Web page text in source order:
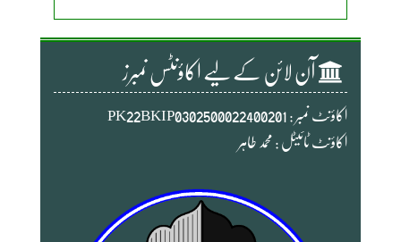
آن لائن کے لیے اکاؤنٹس نمبرز
اکاؤنٹ نمبر : PK22BKIP0302500022400201
اکاؤنٹ ٹائیٹل : محمد طاہر